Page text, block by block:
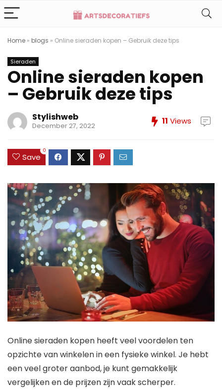
Home » blogs » Online sieraden kopen – Gebruik deze tips
Sieraden
Online sieraden kopen
– Gebruik deze tips
Stylishweb
December 27, 2022 11 Views
Save
0
Online sieraden kopen heeft veel voordelen ten
opzichte van winkelen in een fysieke winkel. Je hebt
een veel groter aanbod, je kunt gemakkelijk
vergelijken en de prijzen zijn vaak scherper.